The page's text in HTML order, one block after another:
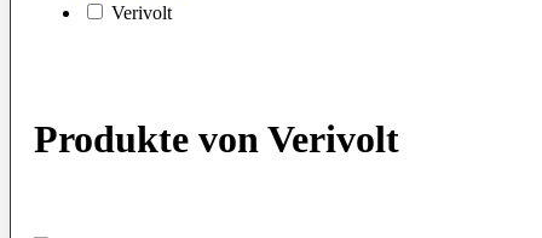
Verivolt
Produkte von Verivolt